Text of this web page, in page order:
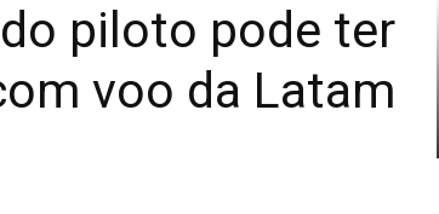
piloto pode ter
voo da Latam